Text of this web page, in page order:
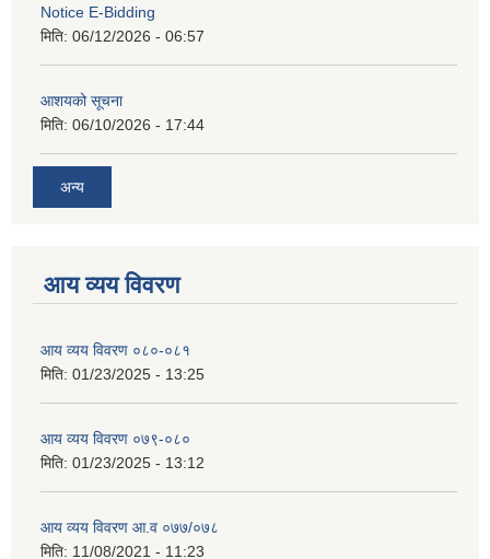
Notice E-Bidding
मिति: 06/12/2026 - 06:57
आशयको सूचना
मिति: 06/10/2026 - 17:44
अन्य
आय व्यय विवरण
आय व्यय विवरण ०८०-०८१
मिति: 01/23/2025 - 13:25
आय व्यय विवरण ०७९-०८०
मिति: 01/23/2025 - 13:12
आय व्यय विवरण आ.व ०७७/०७८
मिति: 11/08/2021 - 11:23